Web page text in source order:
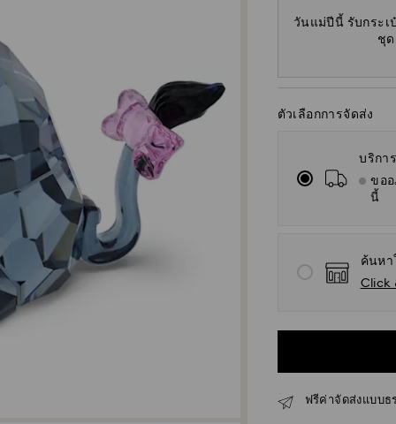
วันแม่ปีนี้ รับกระเ
ชุด
ตัวเลือกการจัดส่ง
บริกา
ขอ
นี้
ค้นหา
Click
ฟรีค่าจัดส่งแบบธ